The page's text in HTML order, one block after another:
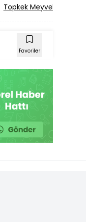
Topkek Meyveli besin
Favoriler